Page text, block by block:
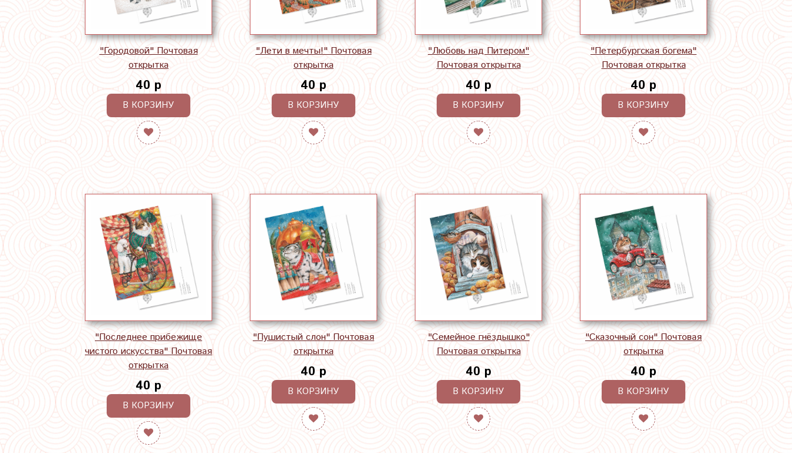
"Городовой" Почтовая
открытка
40 р
В КОРЗИНУ
"Лети в мечты!" Почтовая
открытка
40 р
В КОРЗИНУ
"Любовь над Питером"
Почтовая открытка
40 р
В КОРЗИНУ
"Петербургская богема"
Почтовая открытка
40 р
В КОРЗИНУ
"Последнее прибежище
чистого искусства" Почтовая
открытка
40 р
В КОРЗИНУ
"Пушистый слон" Почтовая
открытка
40 р
В КОРЗИНУ
"Семейное гнёздышко"
Почтовая открытка
40 р
В КОРЗИНУ
"Сказочный сон" Почтовая
открытка
40 р
В КОРЗИНУ